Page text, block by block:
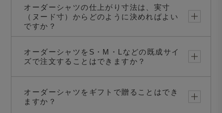
オーダーシャツの仕上がり寸法は、実寸
（ヌード寸）からどのように決めればよい
ですか？
オーダーシャツをS・M・Lなどの既成サイ
ズで注文することはできますか？
オーダーシャツをギフトで贈ることはでき
ますか？